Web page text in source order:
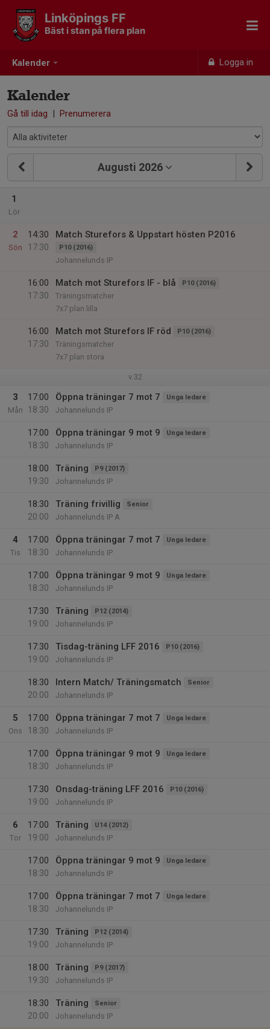
Kalender Logga in
Linköpings FF
Bäst i stan på flera plan
Kalender
Gå till idag | Prenumerera
Augusti 2026
1
Lör
2
Sön
14:30
17:30
Match Sturefors & Uppstart hösten P2016
P10 (2016)
Johannelunds IP
16:00
17:30
Match mot Sturefors IF - blå P10 (2016)
Träningsmatcher
7x7 plan lilla
16:00
17:30
Match mot Sturefors IF röd P10 (2016)
Träningsmatcher
7x7 plan stora
v.32
3
Mån
17:00
18:30
Öppna träningar 7 mot 7 Unga ledare
Johannelunds IP
17:00
18:30
Öppna träningar 9 mot 9 Unga ledare
Johannelunds IP
18:00
19:30
Träning P9 (2017)
Johannelunds IP
18:30
20:00
Träning frivillig Senior
Johannelunds IP A
4
Tis
17:00
18:30
Öppna träningar 7 mot 7 Unga ledare
Johannelunds IP
17:00
18:30
Öppna träningar 9 mot 9 Unga ledare
Johannelunds IP
17:30
19:00
Träning P12 (2014)
Johannelunds IP
17:30
19:00
Tisdag-träning LFF 2016 P10 (2016)
Johannelunds IP
18:30
20:00
Intern Match/ Träningsmatch Senior
Johannelunds IP
5
Ons
17:00
18:30
Öppna träningar 7 mot 7 Unga ledare
Johannelunds IP
17:00
18:30
Öppna träningar 9 mot 9 Unga ledare
Johannelunds IP
17:30
19:00
Onsdag-träning LFF 2016 P10 (2016)
Johannelunds IP
6
Tor
17:00
19:00
Träning U14 (2012)
Johannelunds IP
17:00
18:30
Öppna träningar 9 mot 9 Unga ledare
Johannelunds IP
17:00
18:30
Öppna träningar 7 mot 7 Unga ledare
Johannelunds IP
17:30
19:00
Träning P12 (2014)
Johannelunds IP
18:00
19:30
Träning P9 (2017)
Johannelunds IP
18:30
20:00
Träning Senior
Johannelunds IP